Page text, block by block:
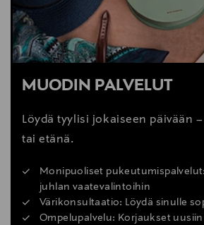
MUODIN PALVELUT
Löydä tyylisi jokaiseen päivään
tai etänä.
Monipuoliset
juhlan vaatevalintoihin
Värikonsultaatio: Löydä sinulle
Ompelupalvelu: Korjaukset